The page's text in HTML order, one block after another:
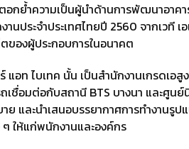
ตอกย้ำความเป็นผู้นำด้านการพัฒนาอาค
นประจำประเทศไทยปี 2560 จากเวที
ของผู้ประกอบการในอนาคต
แอท ไบเทค นั้น เป็นสำนักงานเกรดเ
เชื่อมต่อกับสถานี BTS บางนา และศูน
ย และนำเสนอบรรยากาศการทำงานรู
ให้แก่พนักงานและองค์กร